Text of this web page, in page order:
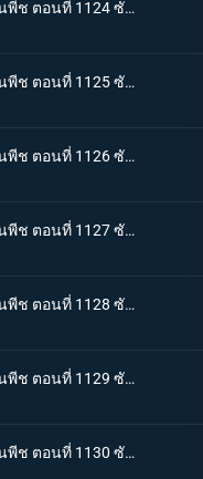
One piece วันพีช ตอนที่ 1124 ซับไทย ถูกล้อมอย่างสมบูรณ์! ปฏิบัติการหลบหนี Egghead
One piece วันพีช ตอนที่ 1125 ซับไทย การปะทะกันของความมุ่งมั่นของสองบุรุษ! คิซารุและเซ็นโตมารุ
One piece วันพีช ตอนที่ 1126 ซับไทย ความสิ้นหวังที่ใกล้เข้ามา ภารกิจอันน่าหดหู่ของพลเรือเอกคิซารุ
One piece วันพีช ตอนที่ 1127 ซับไทย ลูฟี่ ปะทะ คิซารุ มหาศึกเดือดที่พลิกผันได้ตลอดเวลา
One piece วันพีช ตอนที่ 1128 ซับไทย ฝันร้ายมาเยือน เซนต์แซทเทิร์น เทพนักรบแห่งวิทยาศาสตร์และกลาโหม
One piece วันพีช ตอนที่ 1129 ซับไทย อดีตของคุมะ โลกที่ตายไปเสียยังดีกว่า
One piece วันพีช ตอนที่ 1130 ซับไทย ประวัติศาสตร์ที่ถูกลบล้าง ก็อดวัลเลย์แห่งความสิ้นหวัง